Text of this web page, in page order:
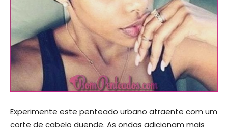
Experimente este penteado urbano atraente com um
corte de cabelo duende. As ondas adicionam mais